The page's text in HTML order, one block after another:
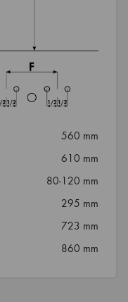
560 mm
610 mm
80-120 mm
295 mm
723 mm
860 mm